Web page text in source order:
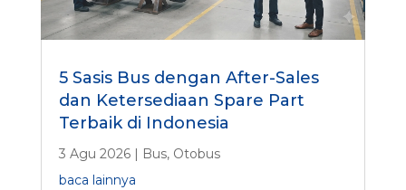
5 Sasis Bus dengan After-Sales
dan Ketersediaan Spare Part
Terbaik di Indonesia
3 Agu 2026| Bus, Otobus
baca lainnya